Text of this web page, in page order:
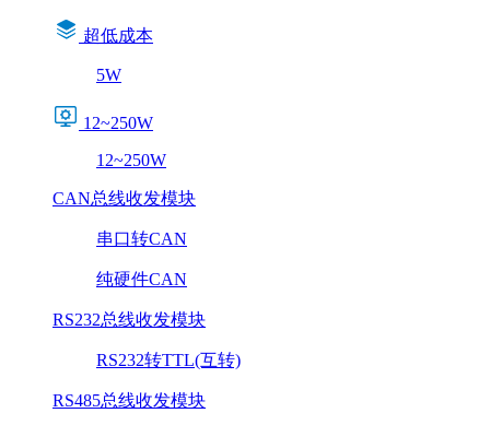
超低成本
5W
12~250W
12~250W
CAN总线收发模块
串口转CAN
纯硬件CAN
RS232总线收发模块
RS232转TTL(互转)
RS485总线收发模块